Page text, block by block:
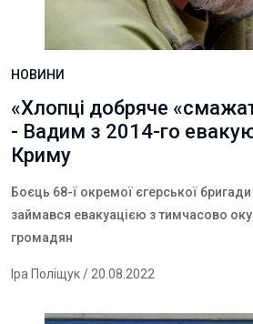
НОВИНИ
«Хлопці добряче
- Вадим з 2014-го
Криму
Боєць 68-ї окремої єгерської
займався евакуацією з тимчасово
громадян
Іра Поліщук/ 20.08.2022